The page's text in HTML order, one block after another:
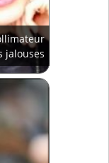
jalouses